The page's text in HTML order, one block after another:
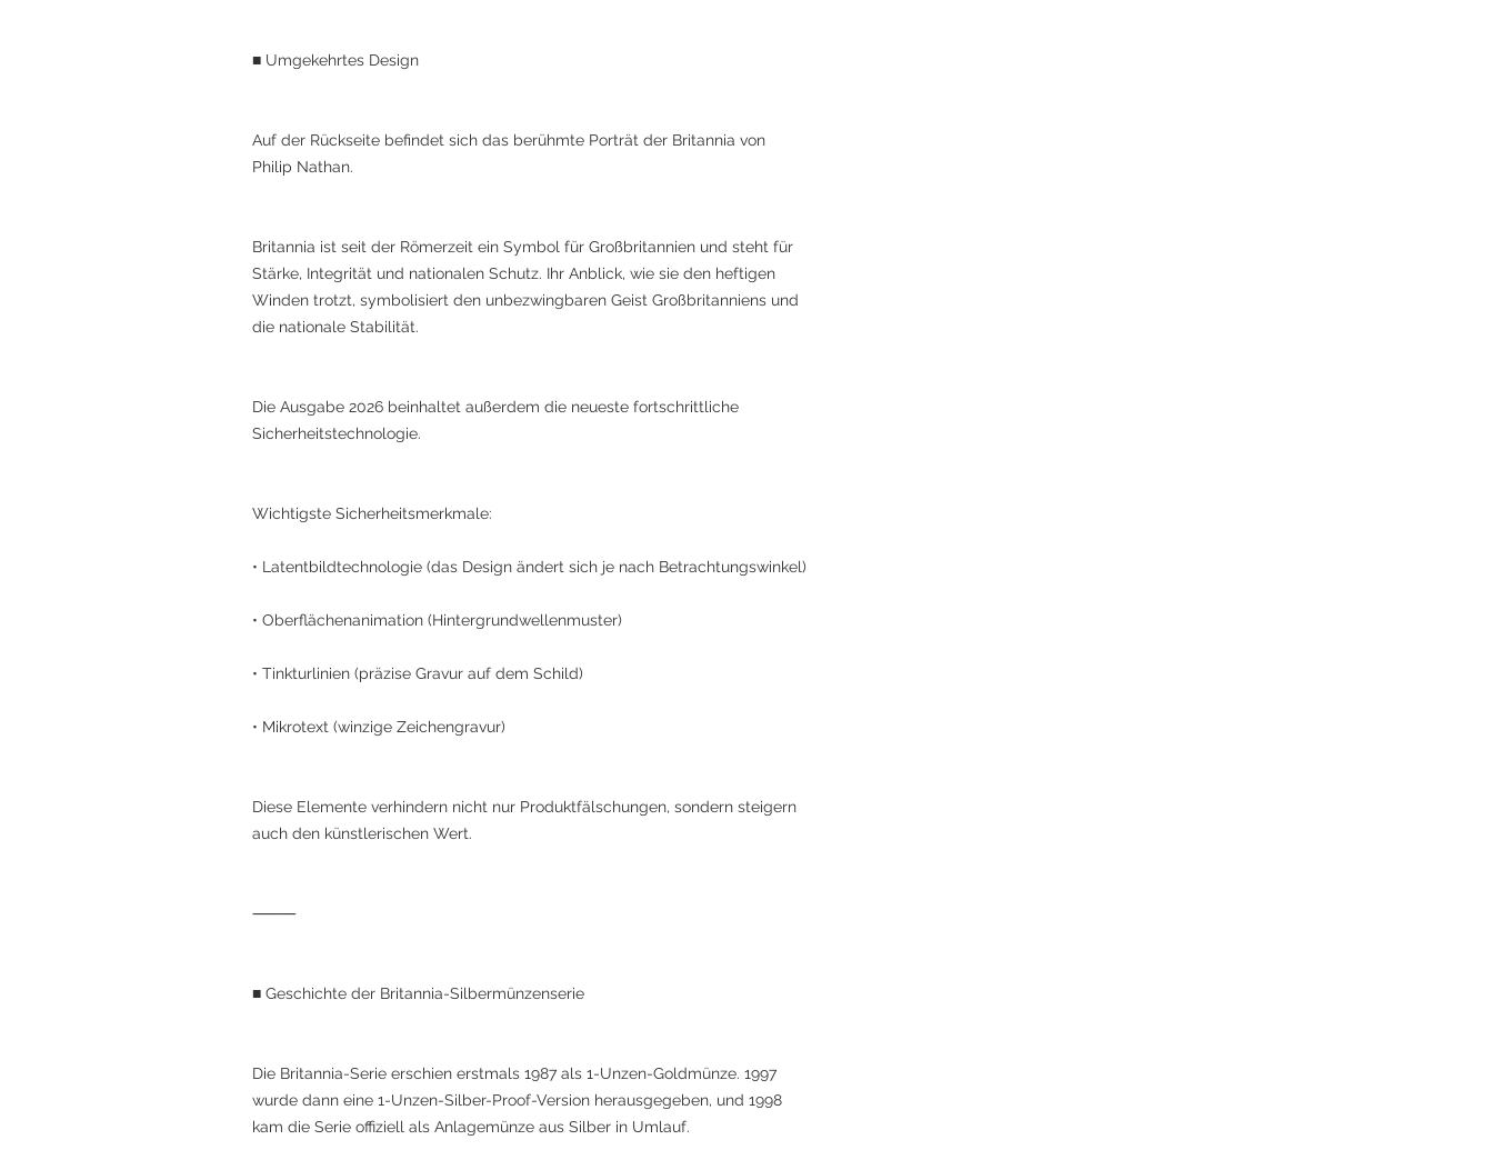
■ Umgekehrtes Design
Auf der Rückseite befindet sich das berühmte Porträt der Britannia von
Philip Nathan.
Britannia ist seit der Römerzeit ein Symbol für Großbritannien und steht für
Stärke, Integrität und nationalen Schutz. Ihr Anblick, wie sie den heftigen
Winden trotzt, symbolisiert den unbezwingbaren Geist Großbritanniens und
die nationale Stabilität.
Die Ausgabe 2026 beinhaltet außerdem die neueste fortschrittliche
Sicherheitstechnologie.
Wichtigste Sicherheitsmerkmale:
• Latentbildtechnologie (das Design ändert sich je nach Betrachtungswinkel)
• Oberflächenanimation (Hintergrundwellenmuster)
• Tinkturlinien (präzise Gravur auf dem Schild)
• Mikrotext (winzige Zeichengravur)
Diese Elemente verhindern nicht nur Produktfälschungen, sondern steigern
auch den künstlerischen Wert.
⸻
■ Geschichte der Britannia-Silbermünzenserie
Die Britannia-Serie erschien erstmals 1987 als 1-Unzen-Goldmünze. 1997
wurde dann eine 1-Unzen-Silber-Proof-Version herausgegeben, und 1998
kam die Serie offiziell als Anlagemünze aus Silber in Umlauf.